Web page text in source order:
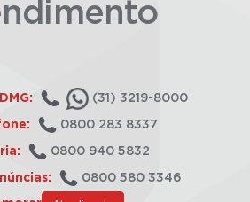
(31) 3219-8000
0800 283 8337
0800 940 5832
0800 580 3346